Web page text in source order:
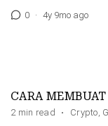
0 · 4y 9mo ago
2 min read · Crypto,